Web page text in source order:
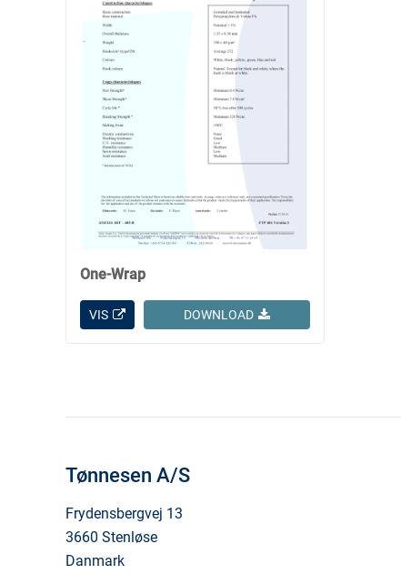
One-Wrap
VIS DOWNLOAD
Tønnesen A/S
Frydensbergvej 13
3660 Stenløse
Danmark